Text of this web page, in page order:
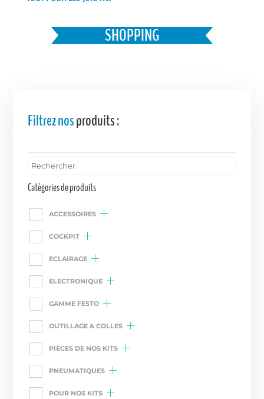
SHOPPING
Filtrez nosproduits :
Catégories de produits
ACCESSOIRES
COCKPIT
ECLAIRAGE
ELECTRONIQUE
GAMME FESTO
OUTILLAGE & COLLES
PIÈCES DE NOS KITS
PNEUMATIQUES
POUR NOS KITS